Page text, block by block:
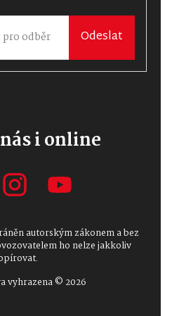
Odeslat
i online
autorským zákonem a bez
ho nelze jakkoliv
vyhrazena © 2026